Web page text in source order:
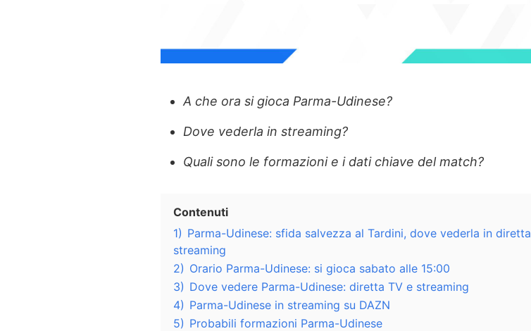
A che ora si gioca Parma-Udinese?
Dove vederla in streaming?
Quali sono le formazioni e i dati chiave del match?
Contenuti
1) Parma-Udinese: sfida salvezza al Tardini, dove vederla in diretta
streaming
2) Orario Parma-Udinese: si gioca sabato alle 15:00
3) Dove vedere Parma-Udinese: diretta TV e streaming
4) Parma-Udinese in streaming su DAZN
5) Probabili formazioni Parma-Udinese